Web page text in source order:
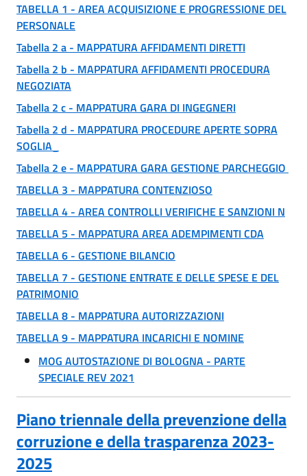
TABELLA 1 - AREA ACQUISIZIONE E PROGRESSIONE DEL
PERSONALE
Tabella 2 a - MAPPATURA AFFIDAMENTI DIRETTI
Tabella 2 b - MAPPATURA AFFIDAMENTI PROCEDURA
NEGOZIATA
Tabella 2 c - MAPPATURA GARA DI INGEGNERI
Tabella 2 d - MAPPATURA PROCEDURE APERTE SOPRA
SOGLIA_
Tabella 2 e - MAPPATURA GARA GESTIONE PARCHEGGIO
TABELLA 3 - MAPPATURA CONTENZIOSO
TABELLA 4 - AREA CONTROLLI VERIFICHE E SANZIONI N
TABELLA 5 - MAPPATURA AREA ADEMPIMENTI CDA
TABELLA 6 - GESTIONE BILANCIO
TABELLA 7 - GESTIONE ENTRATE E DELLE SPESE E DEL
PATRIMONIO
TABELLA 8 - MAPPATURA AUTORIZZAZIONI
TABELLA 9 - MAPPATURA INCARICHI E NOMINE
MOG AUTOSTAZIONE DI BOLOGNA - PARTE
SPECIALE REV 2021
Piano triennale della prevenzione della
corruzione e della trasparenza 2023-
2025